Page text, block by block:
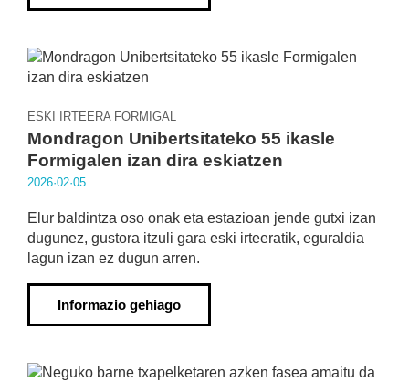
ESKI IRTEERA FORMIGAL
Mondragon Unibertsitateko 55 ikasle
Formigalen izan dira eskiatzen
2026·02·05
Elur baldintza oso onak eta estazioan jende gutxi izan
dugunez, gustora itzuli gara eski irteeratik, eguraldia
lagun izan ez dugun arren.
Informazio gehiago